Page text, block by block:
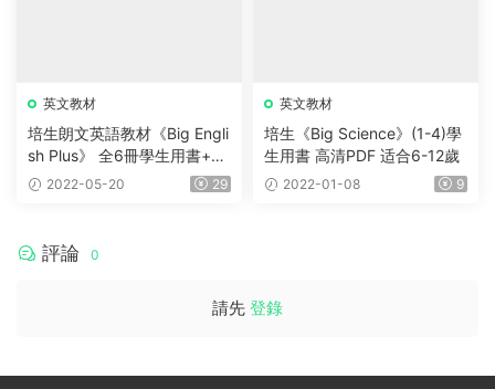
英文教材
培生朗文英語教材《Big Engli
sh Plus》 全6冊學生用書+教
師用書+音頻
2022-05-20 29
英文教材
培生《Big Science》(1-4)學
生用書 高清PDF 适合6-12歲
2022-01-08 9
評論 0
請先 登錄